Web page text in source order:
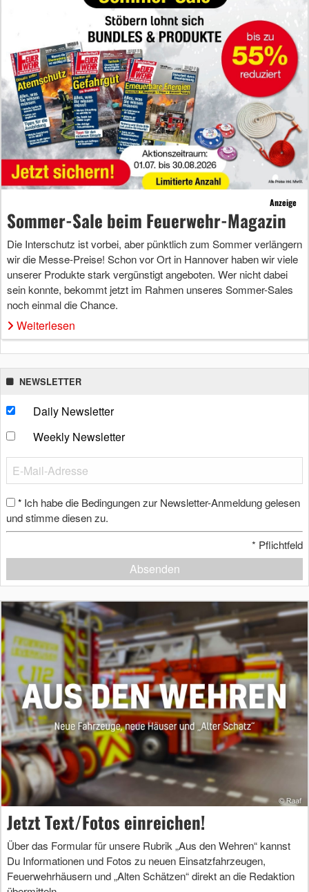
Anzeige
Sommer-Sale beim Feuerwehr-Magazin
Die Interschutz ist vorbei, aber pünktlich zum Sommer verlängern
wir die Messe-Preise! Schon vor Ort in Hannover haben wir viele
unserer Produkte stark vergünstigt angeboten. Wer nicht dabei
sein konnte, bekommt jetzt im Rahmen unseres Sommer-Sales
noch einmal die Chance.
Weiterlesen
NEWSLETTER
Daily Newsletter
Weekly Newsletter
* Ich habe die Bedingungen zur Newsletter-Anmeldung gelesen
und stimme diesen zu.
* Pflichtfeld
Absenden
Jetzt Text/Fotos einreichen!
Über das Formular für unsere Rubrik „Aus den Wehren“ kannst
Du Informationen und Fotos zu neuen Einsatzfahrzeugen,
Feuerwehrhäusern und „Alten Schätzen“ direkt an die Redaktion